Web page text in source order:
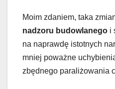
Moim zdaniem, taka
nadzoru budowlanego i
na naprawdę istotnych
mniej poważne
zbędnego paraliżowania